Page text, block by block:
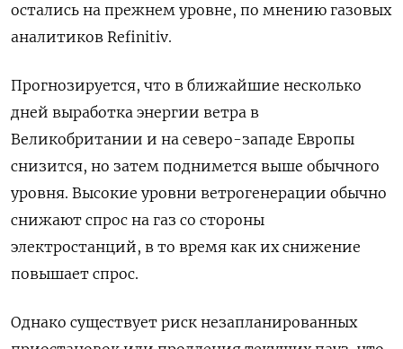
остались на прежнем уровне, по мнению газовых
аналитиков Refinitiv.
Прогнозируется, что в ближайшие несколько
дней выработка энергии ветра в
Великобритании и на северо-западе Европы
снизится, но затем поднимется выше обычного
уровня. Высокие уровни ветрогенерации обычно
снижают спрос на газ со стороны
электростанций, в то время как их снижение
повышает спрос.
Однако существует риск незапланированных